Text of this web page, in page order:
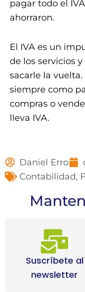
pagar todo el
ahorraron.
El IVA es un
de los servicios
sacarle la
siempre como
compras o
lleva IVA.
Daniel Erro
Contabilidad,
Suscríbete al
newsletter